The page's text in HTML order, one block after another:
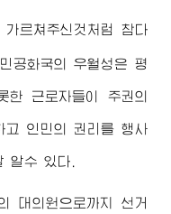
가르쳐주신것처럼 참다
공화국의 우월성은 평
근로자들이 주권의
고 인민의 권리를 행사
알수 있다.
대의원으로까지 선거